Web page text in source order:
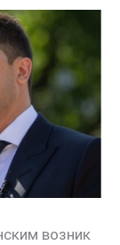
возник